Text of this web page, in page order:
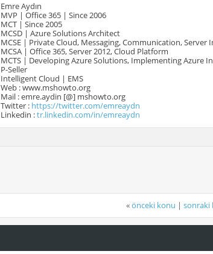
Emre Aydın
MVP | Office 365 | Since 2006
MCT | Since 2005
MCSD | Azure Solutions Architect
MCSE | Private Cloud, Messaging, Communication,
MCSA | Office 365, Server 2012, Cloud Platform
MCTS | Developing Azure Solutions, Implementing Azure
P-Seller
Intelligent Cloud | EMS
Web : www.mshowto.org
Mail : emre.aydin [@] mshowto.org
Twitter : https://twitter.com/emreaydn
Linkedin :tr.linkedin.com/in/emreaydn
«önceki konu | sonraki